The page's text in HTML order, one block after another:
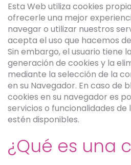
Esta Web utiliza cookies
ofrecerle una mejor
navegar o utilizar nuestros
acepta el uso que hacemos
Sin embargo, el usuario tiene
generación de cookies y la
mediante la selección de la
en su Navegador. En caso de
cookies en su navegador es
servicios o funcionalidades de
estén disponibles.
¿Qué es una